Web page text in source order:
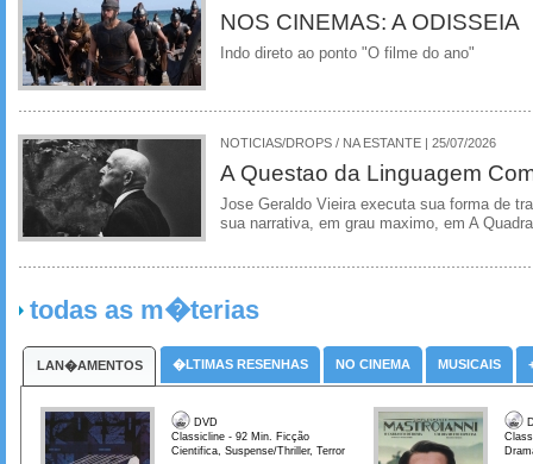
NOS CINEMAS: A ODISSEIA
Indo direto ao ponto "O filme do ano"
NOTICIAS/DROPS / NA ESTANTE | 25/07/2026
A Questao da Linguagem
Jose Geraldo Vieira executa sua forma de
sua narrativa, em grau maximo, em A
todas as m�terias
LAN�AMENTOS �LTIMAS RESENHAS NO CINEMA MUSICAIS
DVD
Classicline - 92 Min. Ficção
Cientifica, Suspense/Thriller, Terror